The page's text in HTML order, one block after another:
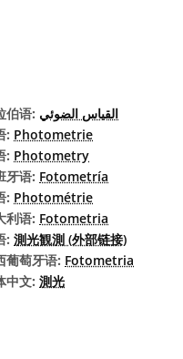
伯语: القياس الضوئي
: Photometrie
: Photometry
牙语: Fotometría
: Photométrie
利语: Fotometria
: 測光観測 (外部链接)
葡萄牙语: Fotometria
中文: 測光